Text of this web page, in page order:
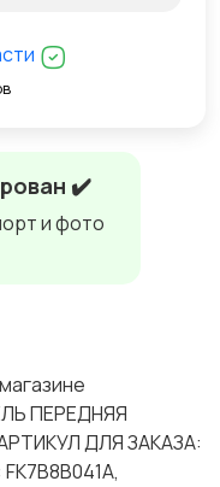
✔️
и фото
ПЕРЕДНЯЯ
АРТИКУЛ ДЛЯ ЗАКАЗА: